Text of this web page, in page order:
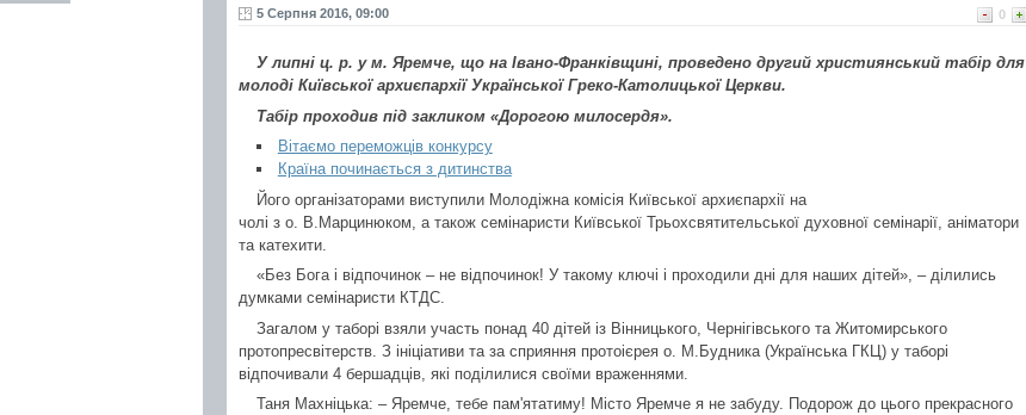
0
5 Серпня 2016, 09:00
У липні ц. р. у м. Яремче, що на Івано-Франківщині, проведено другий християнський табір для
молоді Київської архиєпархії Української Греко-Католицької Церкви.
Табір проходив під закликом «Дорогою милосердя».
Вітаємо переможців конкурсу
Країна починається з дитинства
Його організаторами виступили Молодіжна комісія Київської архиєпархії на
чолі з о. В.Марцинюком, а також семінаристи Київської Трьохсвятительської духовної семінарії, аніматори
та катехити.
«Без Бога і відпочинок – не відпочинок! У такому ключі і проходили дні для наших дітей», – ділились
думками семінаристи КТДС.
Загалом у таборі взяли участь понад 40 дітей із Вінницького, Чернігівського та Житомирського
протопресвітерств. З ініціативи та за сприяння протоієрея о. М.Будника (Українська ГКЦ) у таборі
відпочивали 4 бершадців, які поділилися своїми враженнями.
Таня Махніцька: – Яремче, тебе пам'ятатиму! Місто Яремче я не забуду. Подорож до цього прекрасного